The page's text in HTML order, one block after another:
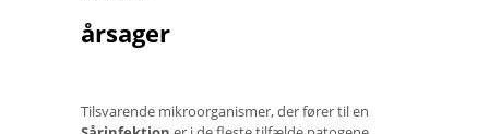
årsager
Tilsvarende mikroorganismer, der fører til en